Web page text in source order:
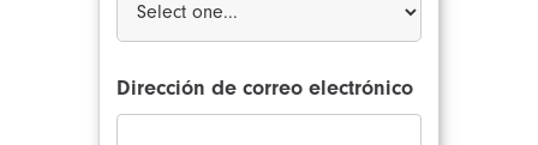
Dirección de correo electrónico